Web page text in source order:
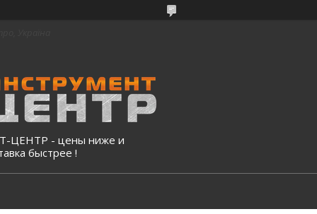
ЦЕНТР - цены ниже и
быстрее !